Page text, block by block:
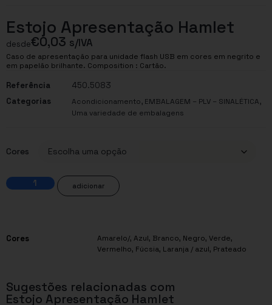
Estojo Apresentação Hamlet
desde€0,03 s/IVA
Caso de apresentação para unidade flash USB em cores em negrito e
em papelão brilhante. Composition : Cartão.
Referência
450.5083
Categorias
Acondicionamento, EMBALAGEM – PLV – SINALÉTICA,
Uma variedade de embalagens
Cores
adicionar
Cores Amarelo/, Azul, Branco, Negro, Verde,
Vermelho, Fúcsia, Laranja / azul, Prateado
Sugestões relacionadas com
Estojo Apresentação Hamlet